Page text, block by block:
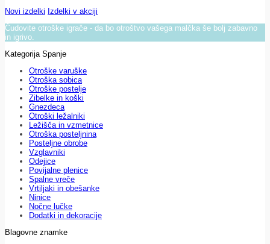
Novi izdelki Izdelki v akciji
Čudovite otroške igrače - da bo otroštvo vašega malčka še bolj zabavno
in igrivo.
Kategorija Spanje
Otroške varuške
Otroška sobica
Otroške postelje
Zibelke in koški
Gnezdeca
Otroški ležalniki
Ležišča in vzmetnice
Otroška posteljnina
Posteljne obrobe
Vzglavniki
Odejice
Povijalne plenice
Spalne vreče
Vrtiljaki in obešanke
Ninice
Nočne lučke
Dodatki in dekoracije
Blagovne znamke